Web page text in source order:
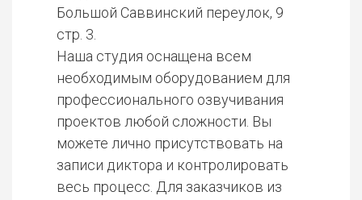
Большой Саввинский переулок, 9
стр. 3.
Наша студия оснащена всем
необходимым оборудованием для
профессионального озвучивания
проектов любой сложности. Вы
можете лично присутствовать на
записи диктора и контролировать
весь процесс. Для заказчиков из